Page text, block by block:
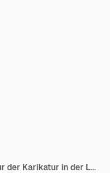
Flache blonde Rock'n'Roll-Mädchenfigur der Karikatur in der Lederjacke. Gesichtsausdrücke, Augen, Brauen, Mund und Hände sind einfach zu bearbeiten.